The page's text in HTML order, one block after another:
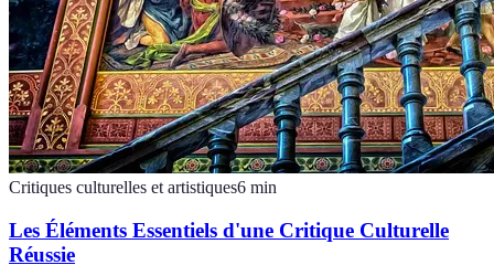
Critiques culturelles et artistiques6 min
Les Éléments Essentiels d'une Critique Culturelle
Réussie